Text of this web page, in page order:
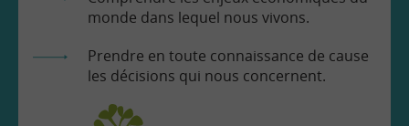
monde dans lequel nous vivons.
Prendre en toute connaissance de cause
les décisions qui nous concernent.